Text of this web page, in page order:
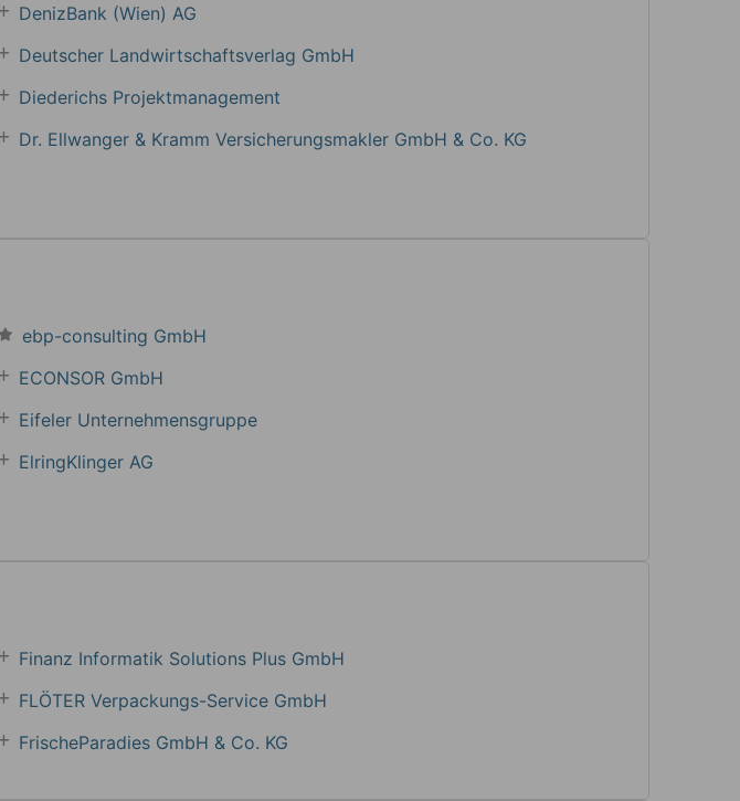
DenizBank (Wien) AG
Deutscher Landwirtschaftsverlag GmbH
Diederichs Projektmanagement
Dr. Ellwanger & Kramm Versicherungsmakler GmbH & Co. KG
ebp-consulting GmbH
ECONSOR GmbH
Eifeler Unternehmensgruppe
ElringKlinger AG
Finanz Informatik Solutions Plus GmbH
FLÖTER Verpackungs-Service GmbH
FrischeParadies GmbH & Co. KG